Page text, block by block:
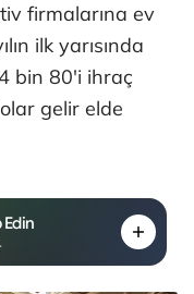
firmalarına ev
ilk yarısında
bin 80'i ihraç
gelir elde